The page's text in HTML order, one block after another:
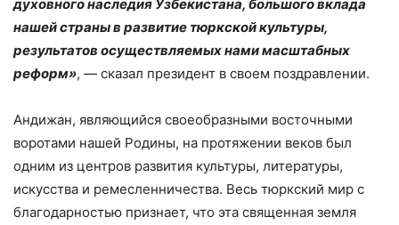
духовного наследия Узбекистана, большого вклада
нашей страны в развитие тюркской культуры,
результатов осуществляемых нами масштабных
реформ», — сказал президент в своем поздравлении.
Андижан, являющийся своеобразными восточными
воротами нашей Родины, на протяжении веков был
одним из центров развития культуры, литературы,
искусства и ремесленничества. Весь тюркский мир с
благодарностью признает, что эта священная земля